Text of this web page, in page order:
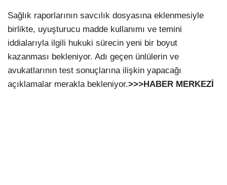
Sağlık raporlarının savcılık dosyasına eklenmesiyle
birlikte, uyuşturucu madde kullanımı ve temini
iddialarıyla ilgili hukuki sürecin yeni bir boyut
kazanması bekleniyor. Adı geçen ünlülerin ve
avukatlarının test sonuçlarına ilişkin yapacağı
açıklamalar merakla bekleniyor.>>>HABER MERKEZİ